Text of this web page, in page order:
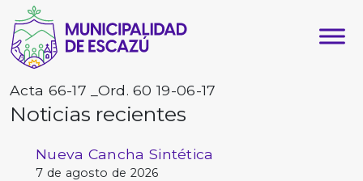
Acta 66-17 _Ord. 60 19-06-17
Noticias recientes
Nueva Cancha Sintética
7 de agosto de 2026